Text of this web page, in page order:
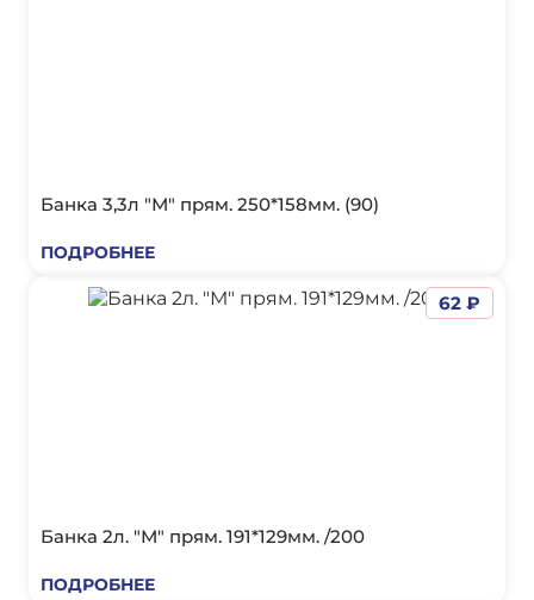
Банка 3,3л "М" прям. 250*158мм. (90)
ПОДРОБНЕЕ
Банка 2л. "М" прям. 191*129мм. /200
ПОДРОБНЕЕ
62 ₽